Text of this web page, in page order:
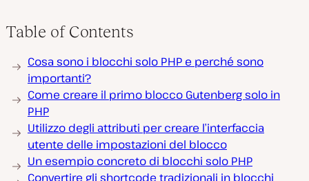
Table of Contents
Cosa sono i blocchi solo PHP e perché sono
importanti?
Come creare il primo blocco Gutenberg solo in
PHP
Utilizzo degli attributi per creare l’interfaccia
utente delle impostazioni del blocco
Un esempio concreto di blocchi solo PHP
Convertire gli shortcode tradizionali in blocchi